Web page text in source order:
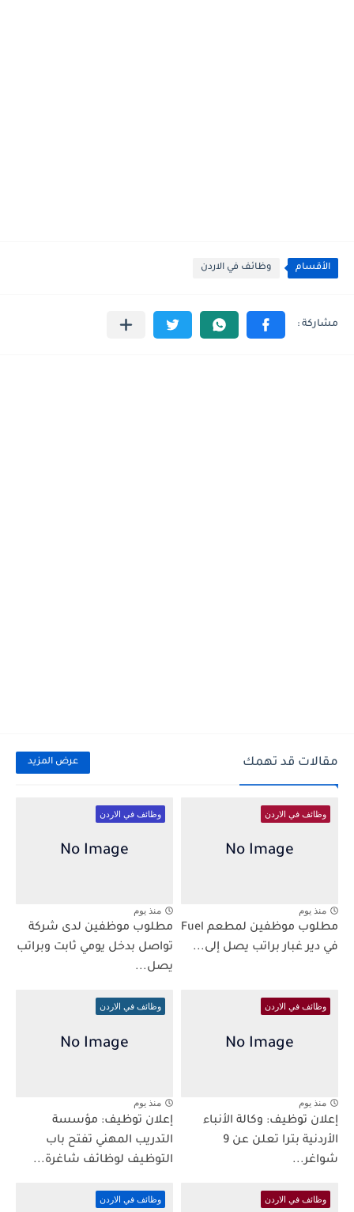
الأقسام وظائف في الاردن
مقالات قد تهمك عرض المزيد
وظائف في الاردن
منذ يوم
مطلوب موظفين لمطعم Fuel
في دير غبار براتب يصل إلى...
وظائف في الاردن
منذ يوم
مطلوب موظفين لدى شركة
تواصل بدخل يومي ثابت وبراتب
يصل...
وظائف في الاردن
منذ يوم
إعلان توظيف: وكالة الأنباء
الأردنية بترا تعلن عن 9
شواغر...
وظائف في الاردن
منذ يوم
إعلان توظيف: مؤسسة
التدريب المهني تفتح باب
التوظيف لوظائف شاغرة...
وظائف في الاردن وظائف في الاردن